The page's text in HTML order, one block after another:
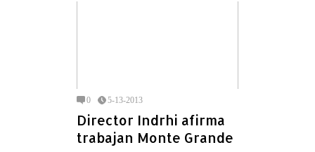
0 5-13-2013
Director Indrhi afirma
trabajan Monte Grande